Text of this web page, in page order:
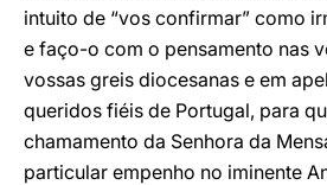
intuito de “vos confirmar” como
e faço-o com o pensamento nas
vossas greis diocesanas e em
queridos fiéis de Portugal, para
chamamento da Senhora da
particular empenho no iminente